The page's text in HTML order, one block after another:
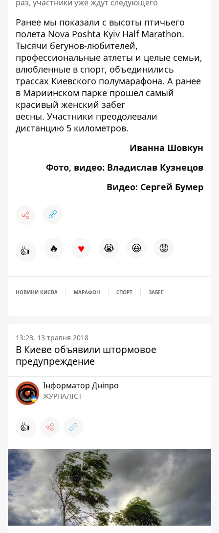
раз, участники уже ждут следующего
Ранее мы показали с высоты птичьего
полета Nova Poshta Kyiv Half Marathon.
Тысячи бегунов-любителей,
профессиональные атлеты и целые семьи,
влюбленные в спорт, объединились
трассах Киевского полумарафона. А ранее
в Мариинском парке прошел самый
красивый женский забег
весны. Участники преодолевали
дистанцию 5 километров.
Иванна Шовкун
Фото, видео: Владислав Кузнецов
Видео: Сергей Бумер
👍 🔥 ♥ 😭 😆 😡
НОВИНИ КИЄВА МАРАФОН СПОРТ ЗАБЕГ
13:23, 13 травня 2018
В Киеве объявили штормовое
предупреждение
Інформатор Дніпро
ЖУРНАЛІСТ
👍